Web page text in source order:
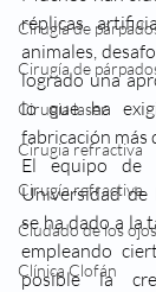
Cirugía de
Cirugía de
Cirugia laser
Cirugia refractiva
Cirugía refractiva
Ciudado de los ojos
Clínica Clofán
réplicas
animales,
logrado una
lo que ha
fabricación más
El equipo de
Universidad de
se ha dado a la
empleando
posible la